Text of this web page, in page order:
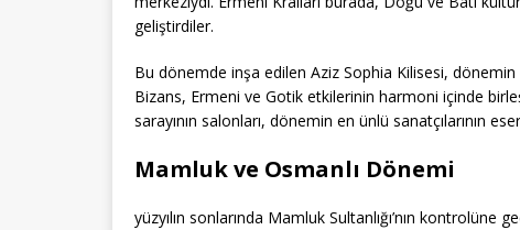
geliştirdiler.
Bu dönemde inşa edilen Aziz Sophia Kilisesi,
Bizans, Ermeni ve Gotik etkilerinin harmoni içinde
sarayının salonları, dönemin en ünlü sanatçılarının
Mamluk ve Osmanlı Dönemi
yüzyılın sonlarında Mamluk Sultanlığı’nın